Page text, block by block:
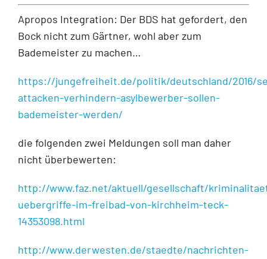
Apropos Integration: Der BDS hat gefordert, den
Bock nicht zum Gärtner, wohl aber zum
Bademeister zu machen…
https://jungefreiheit.de/politik/deutschland/2016/
attacken-verhindern-asylbewerber-sollen-
bademeister-werden/
die folgenden zwei Meldungen soll man daher
nicht überbewerten:
http://www.faz.net/aktuell/gesellschaft/
uebergriffe-im-freibad-von-kirchheim-teck-
14353098.html
http://www.derwesten.de/staedte/nachrichten-